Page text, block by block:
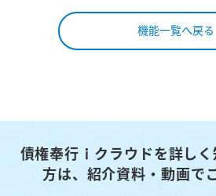
機能一覧へ戻る
債権奉行ｉクラウドを詳し
方は、 紹介資料・動画で